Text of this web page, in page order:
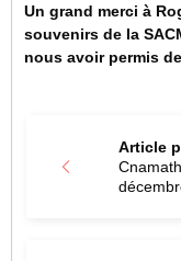
Un grand merci à
souvenirs de la
nous avoir permis
Article